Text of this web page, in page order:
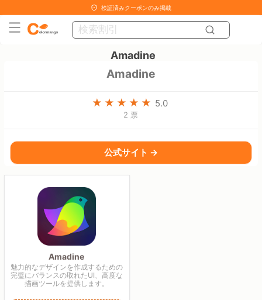
検証済みクーポンのみ掲載
Amadine
Amadine
5.0
2 票
公式サイト →
Amadine
魅力的なデザインを作成するための
完璧にバランスの取れたUI、高度な
描画ツールを提供します。